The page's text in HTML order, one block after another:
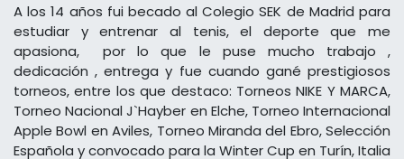
A los 14 años fui becado al Colegio SEK de Madrid para
estudiar y entrenar al tenis, el deporte que me
apasiona, por lo que le puse mucho trabajo ,
dedicación , entrega y fue cuando gané prestigiosos
torneos, entre los que destaco: Torneos NIKE Y MARCA,
Torneo Nacional J`Hayber en Elche, Torneo Internacional
Apple Bowl en Aviles, Torneo Miranda del Ebro, Selección
Española y convocado para la Winter Cup en Turín, Italia